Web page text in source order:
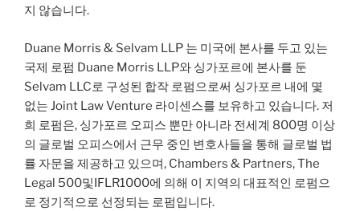
지 않습니다.
Duane Morris & Selvam LLP 는 미국에 본사를 두고 있는
국제 로펌 Duane Morris LLP와 싱가포르에 본사를 둔
Selvam LLC로 구성된 합작 로펌으로써 싱가포르 내에 몇
없는 Joint Law Venture 라이센스를 보유하고 있습니다. 저
희 로펌은, 싱가포르 오피스 뿐만 아니라 전세계 800명 이상
의 글로벌 오피스에서 근무 중인 변호사들을 통해 글로벌 법
률 자문을 제공하고 있으며, Chambers & Partners, The
Legal 500및IFLR1000에 의해 이 지역의 대표적인 로펌으
로 정기적으로 선정되는 로펌입니다.